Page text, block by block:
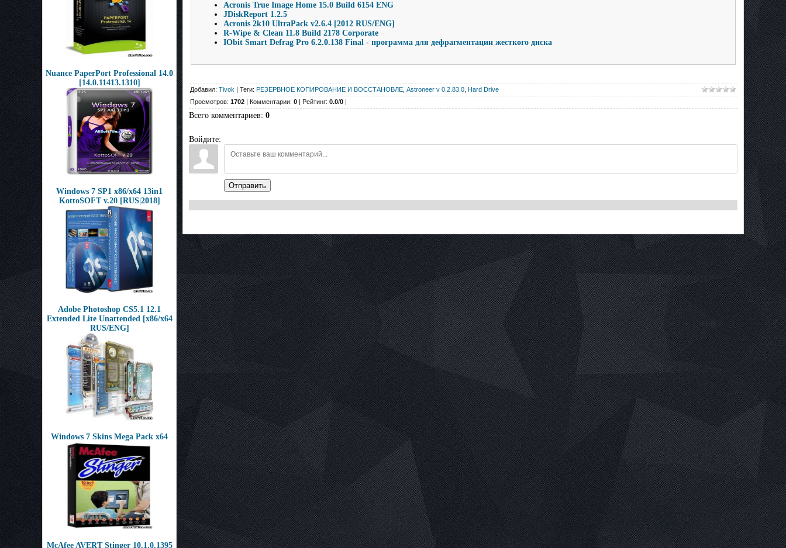
Nuance PaperPort Professional 14.0
[14.0.11413.1310]
Windows 7 SP1 x86/x64 13in1
KottoSOFT v.20 [RUS|2018]
Adobe Photoshop CS5.1 12.1
Extended Lite Unattended [x86/x64
RUS/ENG]
Windows 7 Skins Mega Pack x64
McAfee AVERT Stinger 10.1.0.1395
Acronis True Image Home 15.0 Build 6154 ENG
JDiskReport 1.2.5
Acronis 2k10 UltraPack v2.6.4 [2012 RUS/ENG]
R-Wipe & Clean 11.8 Build 2178 Corporate
IObit Smart Defrag Pro 6.2.0.138 Final - программа для дефрагментации жесткого диска
Добавил: Tivok | Теги: РЕЗЕРВНОЕ КОПИРОВАНИЕ И ВОССТАНОВЛЕ Astroneer v 0.2.83.0 Hard Drive
Просмотров: 1702 | Комментарии: 0 | Рейтинг: 0.0/0 |
Всего комментариев: 0
Войдите:
Отправить